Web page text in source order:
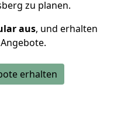
zu planen.
aus, und erhalten
erhalten